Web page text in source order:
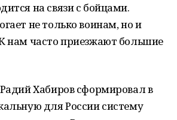
на связи с бойцами.
не только воинам, но и
нам часто приезжают большие
Хабиров сформировал в
для России систему